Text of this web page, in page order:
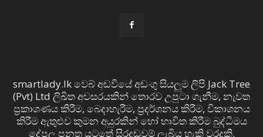
smartlady.lk වෙබ් අඩවියේ අඩංගු සියලුම ලිපි Jack Tree
(Pvt) Ltd ලිඛිත අවසරයකින් තොරව උපුටා ගැනීම, නැවත
ප්‍රකාශණය කිරීම, බෙදාහැරීම, ප්‍රදර්ශනය කිරීම, විකාශනය
කිරීම ඇතුළුව කුමන අයුරකින් හෝ භාවිත කිරීම බුද්ධිමය
දේපල පනත යටතේ සිරදඬුවම් ලැබිය හැකි වරදකි.